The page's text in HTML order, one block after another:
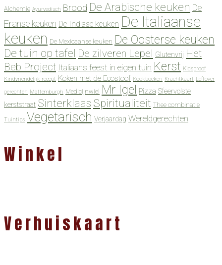
Alchemie Ayurvedisch Brood De Arabische keuken De
Franse keuken De Indiase keuken De Italiaanse
keuken De Mexicaanse keuken De Oosterse keuken
De tuin op tafel De zilveren Lepel Glutenvrij Het
Beb Project Italiaans feest in eigen tuin Kerst Kidsproof
Kindvriendelijk recept Koken met de Ecostoof Kookboeken Krachtkaart Leftover
gerechten Mattemburgh Medicijnwiel Mr Igel Pizza Sfeervolste
kerststraat Sinterklaas Spiritualiteit Thee combinatie
Tuintips Vegetarisch Verjaardag Wereldgerechten
Winkel
Verhuiskaart